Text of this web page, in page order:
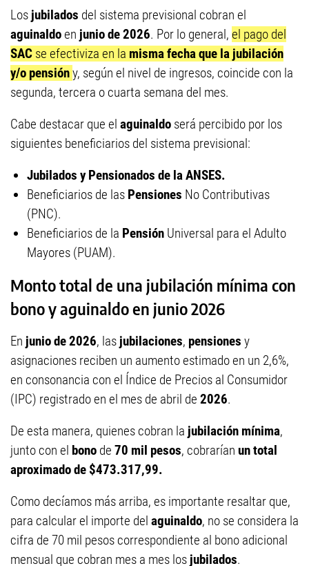
Los jubilados del sistema previsional cobran el
aguinaldoen junio de 2026. Por lo general, el pago del
SAC se efectiviza en la misma fecha que la jubilación
y/o pensióny, según el nivel de ingresos, coincide con la
segunda, tercera o cuarta semana del mes.
Cabe destacar que el aguinaldo será percibido por los
siguientes beneficiarios del sistema previsional:
Jubilados y Pensionados de la ANSES.
Beneficiarios de las Pensiones No Contributivas
(PNC).
Beneficiarios de la Pensión Universal para el Adulto
Mayores (PUAM).
Monto total de una jubilación mínima con
bono y aguinaldo en junio 2026
En junio de 2026, las jubilaciones, pensiones y
asignaciones reciben un aumento estimado en un 2,6%,
en consonancia con el Índice de Precios al Consumidor
(IPC) registrado en el mes de abril de 2026.
De esta manera, quienes cobran la jubilación mínima,
junto con el bono de 70 mil pesos, cobrarían un total
aproximado de $473.317,99.
Como decíamos más arriba, es importante resaltar que,
para calcular el importe del aguinaldo, no se considera la
cifra de 70 mil pesos correspondiente al bono adicional
mensual que cobran mes a mes los jubilados.